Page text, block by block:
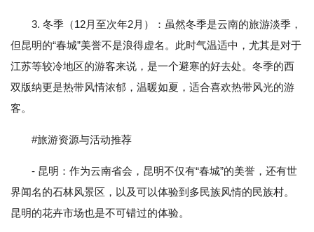
3. 冬季（12月至次年2月）：虽然冬季是云南的旅游淡季，
但昆明的“春城”美誉不是浪得虚名。此时气温适中，尤其是对于
江苏等较冷地区的游客来说，是一个避寒的好去处。冬季的西
双版纳更是热带风情浓郁，温暖如夏，适合喜欢热带风光的游
客。
#旅游资源与活动推荐
- 昆明：作为云南省会，昆明不仅有“春城”的美誉，还有世
界闻名的石林风景区，以及可以体验到多民族风情的民族村。
昆明的花卉市场也是不可错过的体验。